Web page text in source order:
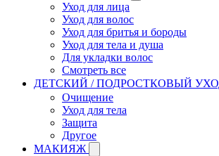
Уход для лица
Уход для волос
Уход для бритья и бороды
Уход для тела и душа
Для укладки волос
Смотреть все
ДЕТСКИЙ / ПОДРОСТКОВЫЙ
Очищение
Уход для тела
Защита
Другое
МАКИЯЖ